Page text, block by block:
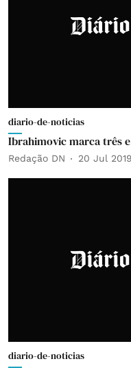
diario-de-noticias
Ibrahimovic marca três
Redação DN 20 Jul 2019
diario-de-noticias